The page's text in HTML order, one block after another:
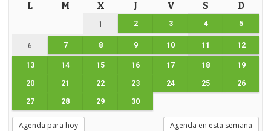
L M X J V S D
1 2 3 4 5
6 7 8 9 10 11 12
13 14 15 16 17 18 19
20 21 22 23 24 25 26
27 28 29 30
Agenda para hoy Agenda en esta semana